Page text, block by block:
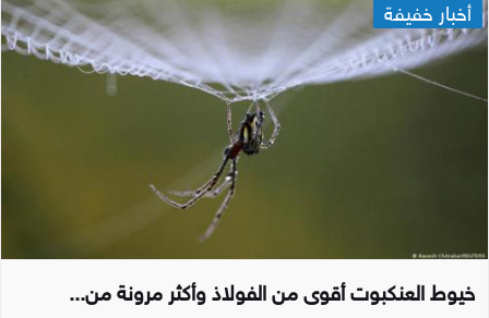
أخبار خفيفة
خيوط العنكبوت أقوى من الفولاذ وأكثر مرونة من...